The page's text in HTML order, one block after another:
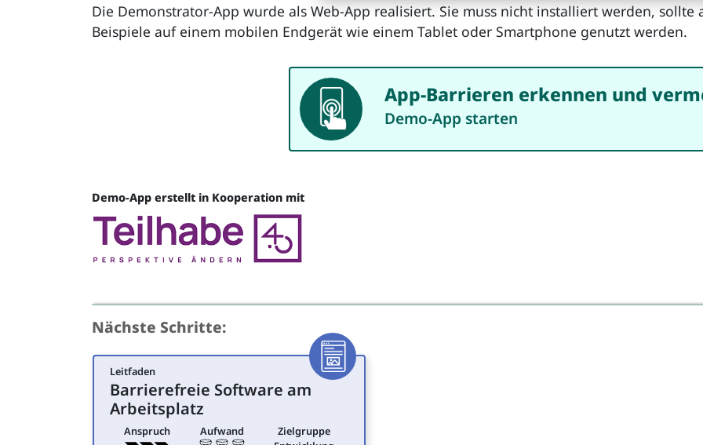
Die Demonstrator-App wurde als Web-App realisiert. Sie muss nicht installiert werden, sollte
Beispiele auf einem mobilen Endgerät wie einem Tablet oder Smartphone genutzt werden.
App App-Barrieren erkennen und
Demo-App starten
Quelle
Demo-App erstellt in Kooperation mit
Nächste Schritte:
Leitfaden
für Entwicklung
Barrierefreie Software am
Arbeitsplatz
Artikel
Anspruch Aufwand
Zielgruppe